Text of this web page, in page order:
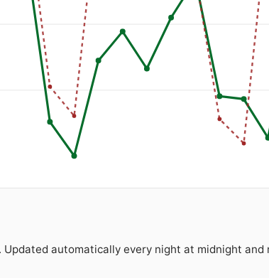
automatically every night at midnight